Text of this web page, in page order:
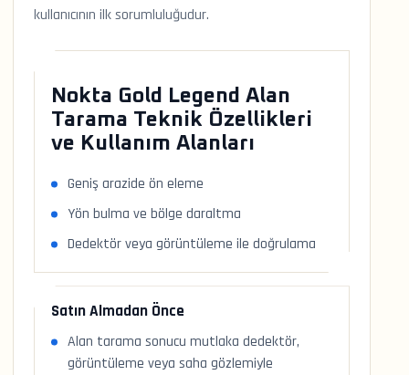
kullanıcının ilk sorumluluğudur.
Nokta Gold Legend Alan
Tarama Teknik Özellikleri
ve Kullanım Alanları
Geniş arazide ön eleme
Yön bulma ve bölge daraltma
Dedektör veya görüntüleme ile doğrulama
Satın Almadan Önce
Alan tarama sonucu mutlaka dedektör,
görüntüleme veya saha gözlemiyle